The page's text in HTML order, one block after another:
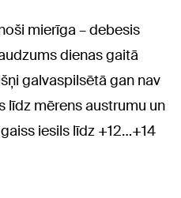
mierīga – debesis
dienas gaitā
galvaspilsētā gan nav
līdz mērens austrumu un
iesils līdz +12…+14